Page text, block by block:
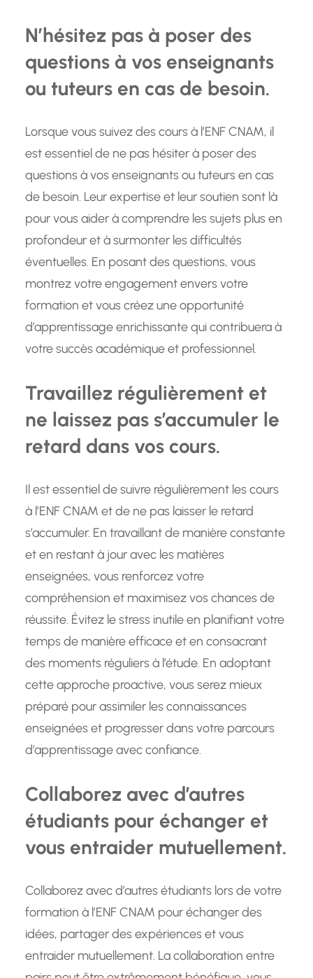
N’hésitez pas à poser des
questions à vos enseignants
ou tuteurs en cas de besoin.
Lorsque vous suivez des cours à l’ENF CNAM, il
est essentiel de ne pas hésiter à poser des
questions à vos enseignants ou tuteurs en cas
de besoin. Leur expertise et leur soutien sont là
pour vous aider à comprendre les sujets plus en
profondeur et à surmonter les difficultés
éventuelles. En posant des questions, vous
montrez votre engagement envers votre
formation et vous créez une opportunité
d’apprentissage enrichissante qui contribuera à
votre succès académique et professionnel.
Travaillez régulièrement et
ne laissez pas s’accumuler le
retard dans vos cours.
Il est essentiel de suivre régulièrement les cours
à l’ENF CNAM et de ne pas laisser le retard
s’accumuler. En travaillant de manière constante
et en restant à jour avec les matières
enseignées, vous renforcez votre
compréhension et maximisez vos chances de
réussite. Évitez le stress inutile en planifiant votre
temps de manière efficace et en consacrant
des moments réguliers à l’étude. En adoptant
cette approche proactive, vous serez mieux
préparé pour assimiler les connaissances
enseignées et progresser dans votre parcours
d’apprentissage avec confiance.
Collaborez avec d’autres
étudiants pour échanger et
vous entraider mutuellement.
Collaborez avec d’autres étudiants lors de votre
formation à l’ENF CNAM pour échanger des
idées, partager des expériences et vous
entraider mutuellement. La collaboration entre